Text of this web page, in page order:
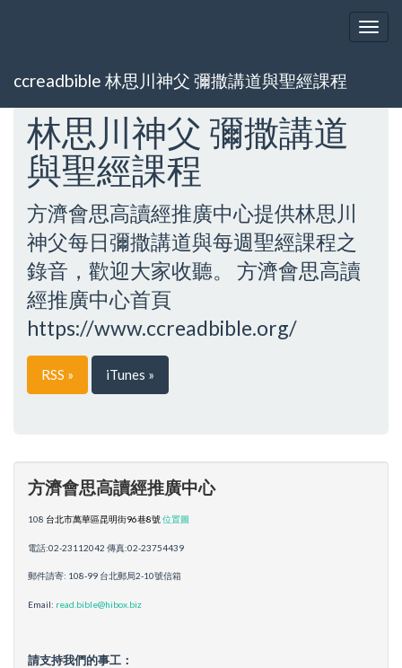
ccreadbible 林思川神父 彌撒講道與聖經課程
林思川神父 彌撒講道
與聖經課程
方濟會思高讀經推廣中心提供林思川
神父每日彌撒講道與每週聖經課程之
錄音，歡迎大家收聽。 方濟會思高讀
經推廣中心首頁
https://www.ccreadbible.org/
RSS » iTunes »
方濟會思高讀經推廣中心
108 台北市萬華區昆明街96巷8號位置圖
電話:02-23112042 傳真:02-23754439
郵件請寄: 108-99 台北郵局2-10號信箱
Email: read.bible@hibox.biz
請支持我們的事工：